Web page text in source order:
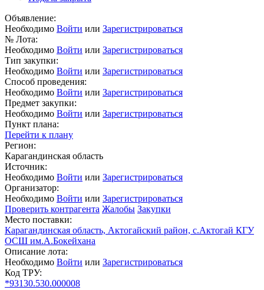
Объявление:
Необходимо Войти или Зарегистрироваться
№ Лота:
Необходимо Войти или Зарегистрироваться
Тип закупки:
Необходимо Войти или Зарегистрироваться
Способ проведения:
Необходимо Войти или Зарегистрироваться
Предмет закупки:
Необходимо Войти или Зарегистрироваться
Пункт плана:
Перейти к плану
Регион:
Карагандинская область
Источник:
Необходимо Войти или Зарегистрироваться
Организатор:
Необходимо Войти или Зарегистрироваться
Проверить контрагента Жалобы Закупки
Место поставки:
Карагандинская область, Актогайский район, с.Актогай КГУ
ОСШ им.А.Бокейхана
Описание лота:
Необходимо Войти или Зарегистрироваться
Код ТРУ:
*93130.530.000008